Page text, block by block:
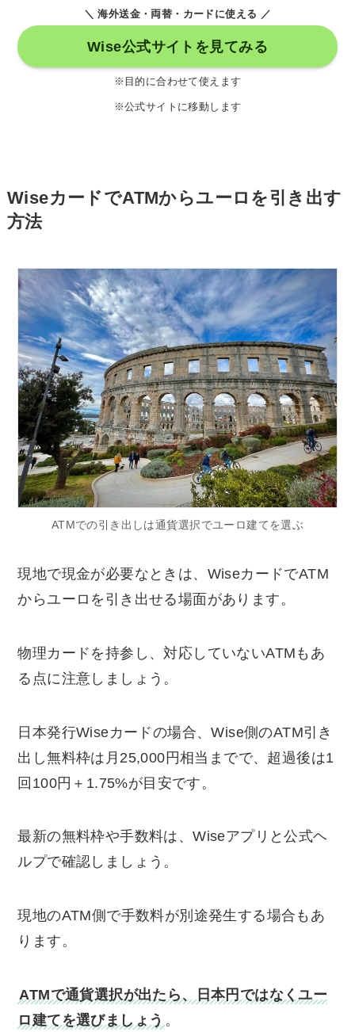
＼ 海外送金・両替・カードに使える ／
Wise公式サイトを見てみる
※目的に合わせて使えます
※公式サイトに移動します
WiseカードでATMからユーロを引き出す
方法
ATMでの引き出しは通貨選択でユーロ建てを選ぶ
現地で現金が必要なときは、WiseカードでATM
からユーロを引き出せる場面があります。
物理カードを持参し、対応していないATMもあ
る点に注意しましょう。
日本発行Wiseカードの場合、Wise側のATM引き
出し無料枠は月25,000円相当までで、超過後は1
回100円＋1.75%が目安です。
最新の無料枠や手数料は、Wiseアプリと公式ヘ
ルプで確認しましょう。
現地のATM側で手数料が別途発生する場合もあ
ります。
ATMで通貨選択が出たら、日本円ではなくユー
ロ建てを選びましょう 。